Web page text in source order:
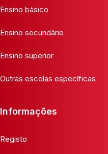
Ensino básico
Ensino secundário
Ensino superior
Outras escolas específicas
Informações
Registo